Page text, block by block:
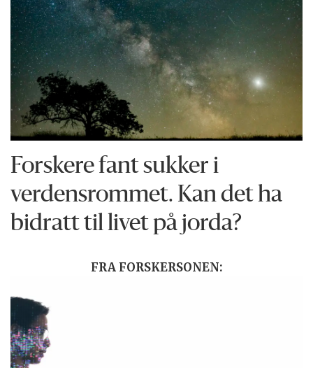
Forskere fant sukker i
verdensrommet. Kan det ha
bidratt til livet på jorda?
FRA FORSKERSONEN: